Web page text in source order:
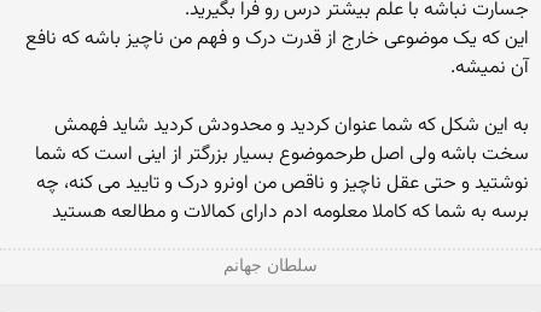
جسارت نباشه با علم بیشتر درس رو فرا بگیرید.
این که یک موضوعی خارج از قدرت درک و فهم من ناچیز باشه که نافع
آن نمیشه.
به این شکل که شما عنوان کردید و محدودش کردید شاید فهمش
سخت باشه ولی اصل طرحموضوع بسیار بزرگتر از اینی است که شما
نوشتید و حتی عقل ناچیز و ناقص من اونرو درک و تایید می کنه، چه
برسه به شما که کاملا معلومه ادم دارای کمالات و مطالعه هستید
سلطان جهانم